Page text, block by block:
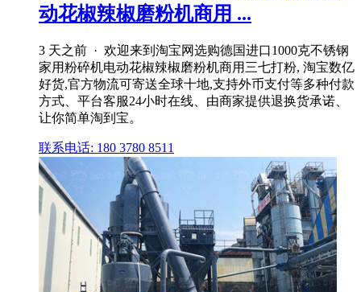
动花椒辣椒磨粉机商用 ...
3 天之前 · 欢迎来到淘宝网选购德国进口1000克不锈钢
家用粉碎机电动花椒辣椒磨粉机商用三七打粉, 淘宝数亿
好货,官方物流可寄送全球十地,支持外币支付等多种付款
方式、平台客服24小时在线、由商家提供退换货承诺、
让你简单淘到宝。
联系电话: 180 3780 8511